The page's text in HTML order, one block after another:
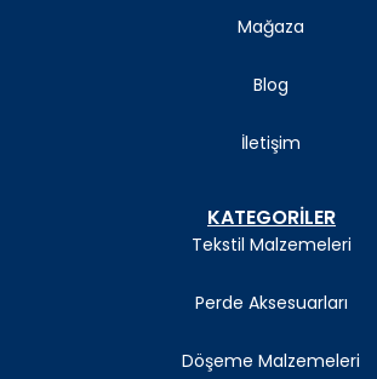
Mağaza
Blog
İletişim
KATEGORİLER
Tekstil Malzemeleri
Perde Aksesuarları
Döşeme Malzemeleri